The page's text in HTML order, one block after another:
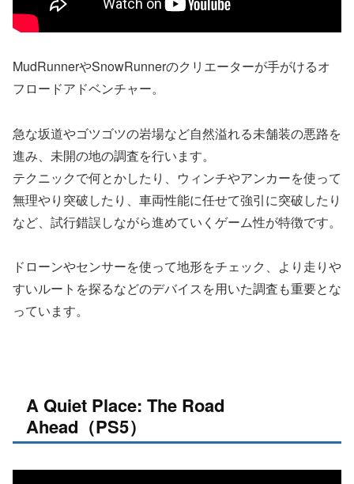
MudRunnerやSnowRunnerのクリエーターが手がけるオ
フロードアドベンチャー。
急な坂道やゴツゴツの岩場など自然溢れる未舗装の悪路を
進み、未開の地の調査を行います。
テクニックで何とかしたり、ウィンチやアンカーを使って
無理やり突破したり、車両性能に任せて強引に突破したり
など、試行錯誤しながら進めていくゲーム性が特徴です。
ドローンやセンサーを使って地形をチェック、より走りや
すいルートを探るなどのデバイスを用いた調査も重要とな
っています。
A Quiet Place: The Road
Ahead（PS5）